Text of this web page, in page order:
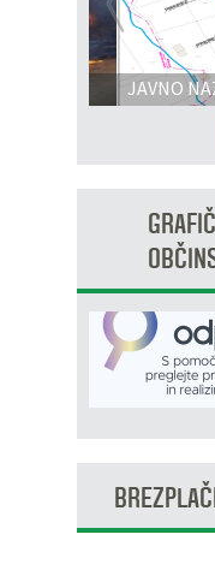
JAVNO
IN JAVNI
OP8/009 –